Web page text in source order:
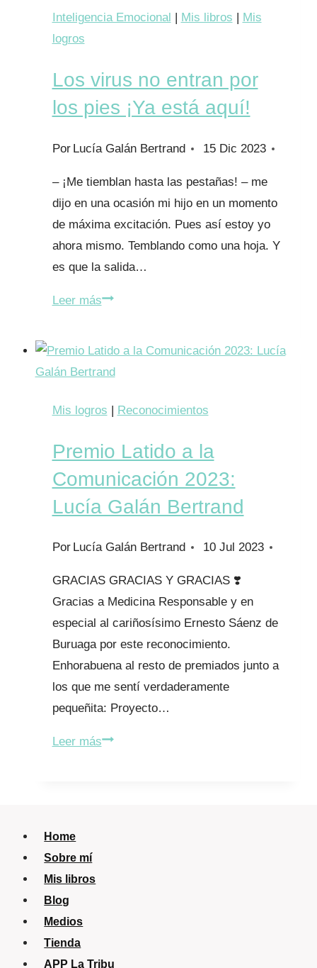
Los
entran
los
pies
Inteligencia Emocional Mis libros
Mis
logros
Los virus no entran por
los pies ¡Ya está aquí!
Por Lucía Galán Bertrand 15 Dic 2023
– ¡Me tiemblan hasta las pestañas! – me
dijo en una ocasión mi hijo en un momento
de máxima excitación. Pues así estoy yo
ahora mismo. Temblando como una hoja. Y
es que la salida…
Leer másLos
los
¡Ya
está
aquí!
Mis logros | Reconocimientos
Premio Latido a la
Comunicación 2023:
Lucía Galán Bertrand
Por Lucía Galán Bertrand 10 Jul 2023
GRACIAS GRACIAS Y GRACIAS ❣️
Gracias a Medicina Responsable y en
especial al cariñosísimo Ernesto Sáenz de
Buruaga por este reconocimiento.
Enhorabuena al resto de premiados junto a
los que me sentí verdaderamente
pequeñita: Proyecto…
Leer másPremio
Home
Sobre mí
Mis libros
Blog
Medios
Tienda
APP La Tribu